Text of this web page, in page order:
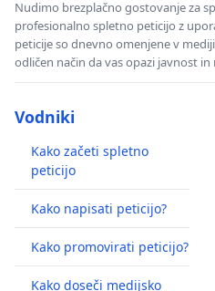
Nudimo brezplačno gostovanje za
profesionalno spletno peticijo z
peticije so dnevno omenjene v
odličen način da vas opazi javnost in
Vodniki
Kako začeti spletno
peticijo
Kako napisati peticijo?
Kako promovirati peticijo?
Kako doseči medijsko